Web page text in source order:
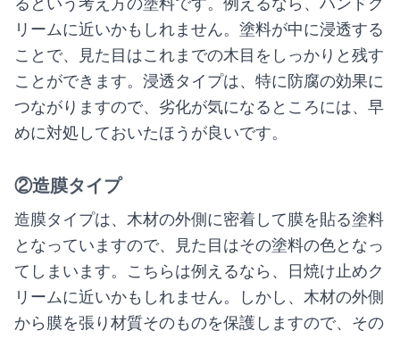
るという考え方の塗料です。例えるなら、ハンドク
リームに近いかもしれません。塗料が中に浸透する
ことで、見た目はこれまでの木目をしっかりと残す
ことができます。浸透タイプは、特に防腐の効果に
つながりますので、劣化が気になるところには、早
めに対処しておいたほうが良いです。
②造膜タイプ
造膜タイプは、木材の外側に密着して膜を貼る塗料
となっていますので、見た目はその塗料の色となっ
てしまいます。こちらは例えるなら、日焼け止めク
リームに近いかもしれません。しかし、木材の外側
から膜を張り材質そのものを保護しますので、その